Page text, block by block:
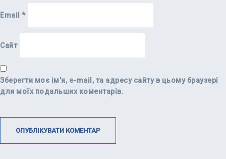
Email *
Сайт
Зберегти моє ім'я, e-mail, та адресу сайту в цьому браузері
для моїх подальших коментарів.